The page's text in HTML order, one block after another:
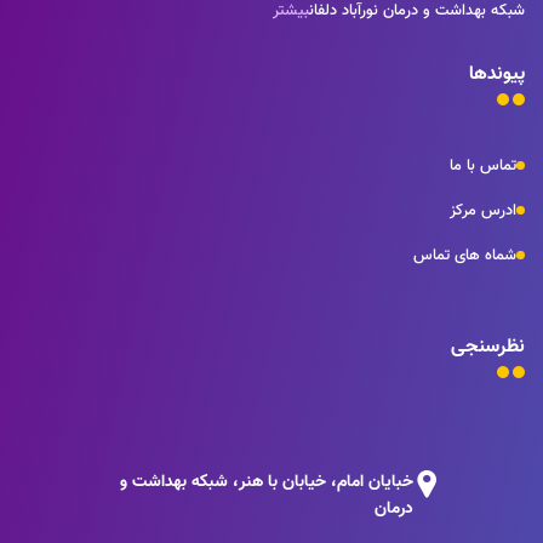
شبکه بهداشت و درمان نورآباد دلفانبیشتر
پیوندها
تماس با ما
ادرس مرکز
شماه های تماس
نظرسنجی
خبایان امام، خیابان با هنر، شبکه بهداشت و
درمان